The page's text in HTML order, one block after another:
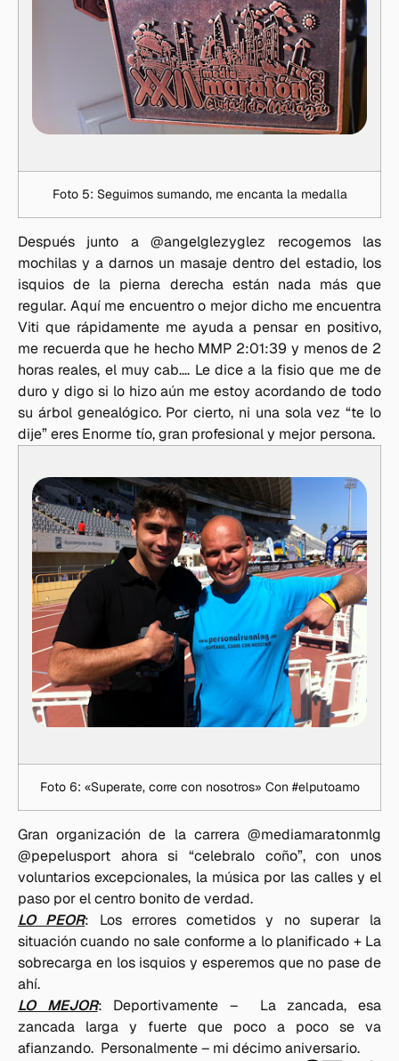
Foto 5: Seguimos sumando, me encanta la medalla
Después junto a @angelglezyglez recogemos las
mochilas y a darnos un masaje dentro del estadio, los
isquios de la pierna derecha están nada más que
regular. Aquí me encuentro o mejor dicho me encuentra
Viti que rápidamente me ayuda a pensar en positivo,
me recuerda que he hecho MMP 2:01:39 y menos de 2
horas reales, el muy cab…. Le dice a la fisio que me de
duro y digo si lo hizo aún me estoy acordando de todo
su árbol genealógico. Por cierto, ni una sola vez “te lo
dije” eres Enorme tío, gran profesional y mejor persona.
Foto 6: «Superate, corre con nosotros» Con #elputoamo
Gran organización de la carrera @mediamaratonmlg
@pepelusport ahora si “celebralo coño”, con unos
voluntarios excepcionales, la música por las calles y el
paso por el centro bonito de verdad.
LO PEOR: Los errores cometidos y no superar la
situación cuando no sale conforme a lo planificado + La
sobrecarga en los isquios y esperemos que no pase de
ahí.
LO MEJOR: Deportivamente – La zancada, esa
zancada larga y fuerte que poco a poco se va
afianzando. Personalmente – mi décimo aniversario.